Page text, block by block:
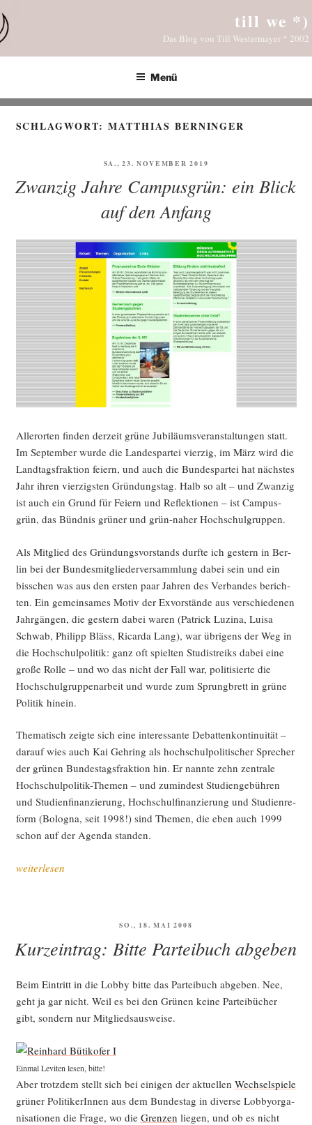
Inhalt
springen
till we *)
Das Blog von Till Westermayer * 2002
Menü
SCHLAGWORT:MATTHIAS BERNINGER
VERÖFFENTLICHT
SA., 23. NOVEMBER 2019
Zwanzig Jahre Campusgrün: ein Blick
auf den Anfang
Aller­or­ten fin­den der­zeit grü­ne Jubi­lä­ums­ver­an­stal­tun­gen statt.
Im Sep­tem­ber wur­de die Lan­des­par­tei vier­zig, im März wird die
Land­tags­frak­ti­on fei­ern, und auch die Bun­des­par­tei hat nächs­tes
Jahr ihren vier­zigs­ten Grün­dungs­tag. Halb so alt – und Zwan­zig
ist auch ein Grund für Fei­ern und Reflek­tio­nen – ist Cam­pus­
grün, das Bünd­nis grü­ner und grün-naher Hochschulgruppen.
Als Mit­glied des Grün­dungs­vor­stands durf­te ich ges­tern in Ber­
lin bei der Bun­des­mit­glie­der­ver­samm­lung dabei sein und ein
biss­chen was aus den ers­ten paar Jah­ren des Ver­ban­des berich­
ten. Ein gemein­sa­mes Motiv der Exvor­stän­de aus ver­schie­de­nen
Jahr­gän­gen, die ges­tern dabei waren (Patrick Luzi­na, Lui­sa
Schwab, Phil­ipp Bläss, Ricar­da Lang), war übri­gens der Weg in
die Hoch­schul­po­li­tik: ganz oft spiel­ten Stu­di­streiks dabei eine
gro­ße Rol­le – und wo das nicht der Fall war, poli­ti­sier­te die
Hoch­schul­grup­pen­ar­beit und wur­de zum Sprung­brett in grü­ne
Poli­tik hinein.
The­ma­tisch zeig­te sich eine inter­es­san­te Debat­ten­kon­ti­nui­tät –
dar­auf wies auch Kai Geh­ring als hoch­schul­po­li­ti­scher Spre­cher
der grü­nen Bun­des­tags­frak­ti­on hin. Er nann­te zehn zen­tra­le
Hoch­schul­po­li­tik-The­men – und zumin­dest Stu­di­en­ge­büh­ren
und Stu­di­en­fi­nan­zie­rung, Hoch­schul­fi­nan­zie­rung und Stu­di­en­re­
form (Bolo­gna, seit 1998!) sind The­men, die eben auch 1999
schon auf der Agen­da standen.
„Zwan­
pus­
ein
Blick
auf
Anfang“
weiterlesen
VERÖFFENTLICHT
SO., 18. MAI 2008
Kurzeintrag: Bitte Parteibuch abgeben
Beim Ein­tritt in die Lob­by bit­te das Par­tei­buch abge­ben. Nee,
geht ja gar nicht. Weil es bei den Grü­nen kei­ne Par­tei­bü­cher
gibt, son­dern nur Mitgliedsausweise.
Ein­mal Levi­ten lesen, bitte!
Aber trotz­dem stellt sich bei eini­gen der aktu­el­len Wech­sel­spie­le
grü­ner Poli­ti­ke­rIn­nen aus dem Bun­des­tag in diver­se Lob­by­or­ga­
ni­sa­tio­nen die Fra­ge, wo die Gren­zen lie­gen, und ob es nicht